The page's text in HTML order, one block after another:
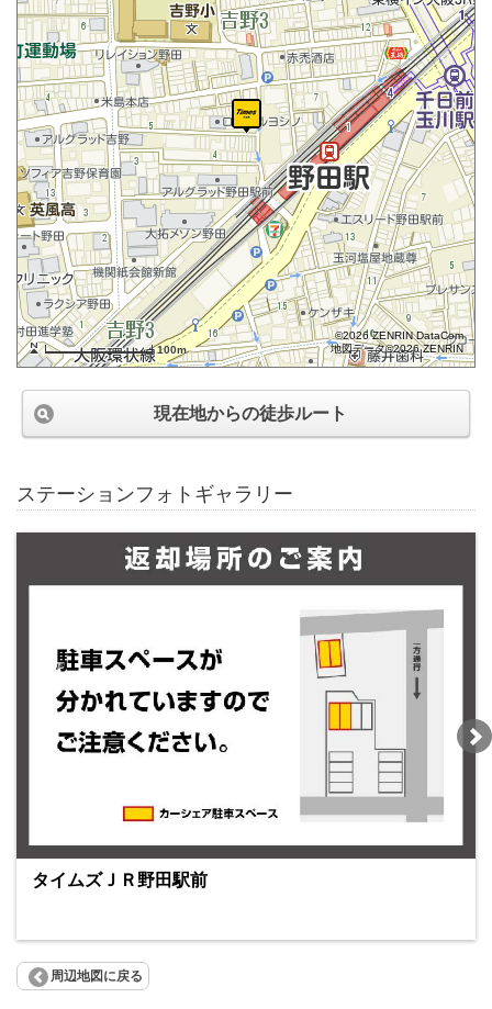
100m
©2026 ZENRIN DataCom
地図データ©2026 ZENRIN
現在地からの徒歩ルート
ステーションフォトギャラリー
タイムズＪＲ野田駅前
周辺地図に戻る